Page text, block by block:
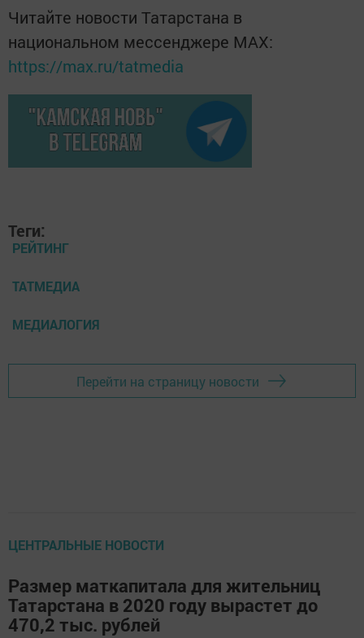
Читайте новости Татарстана в
национальном мессенджере MАХ:
https://max.ru/tatmedia
Теги:
РЕЙТИНГ
ТАТМЕДИА
МЕДИАЛОГИЯ
Перейти на страницу новости
ЦЕНТРАЛЬНЫЕ НОВОСТИ
Размер маткапитала для жительниц
Татарстана в 2020 году вырастет до
470,2 тыс. рублей